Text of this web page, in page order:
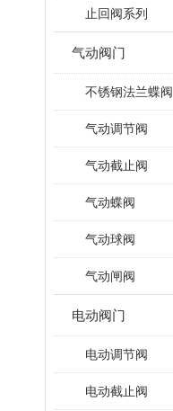
止回阀系列
气动阀门
不锈钢法兰蝶阀
气动调节阀
气动截止阀
气动蝶阀
气动球阀
气动闸阀
电动阀门
电动调节阀
电动截止阀